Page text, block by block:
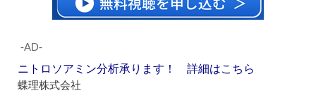
‐AD‐
ニトロソアミン分析承ります！ 詳細はこちら
蝶理株式会社